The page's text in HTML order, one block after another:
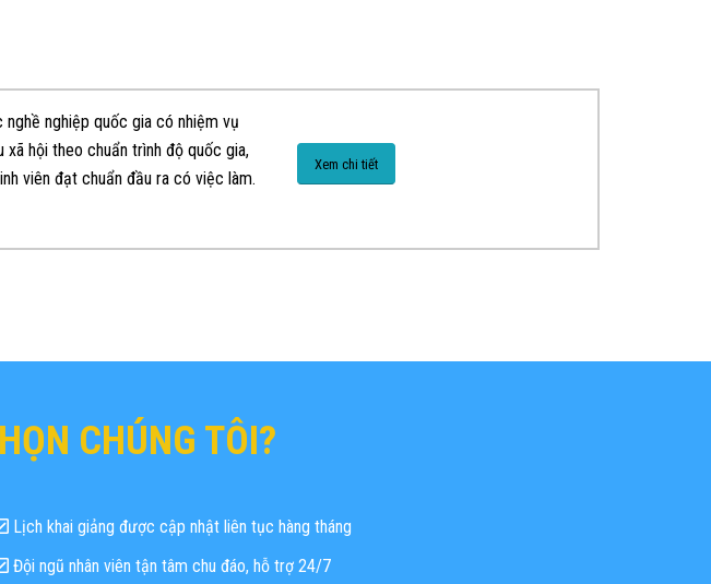
nghiệp quốc gia có nhiệm vụ
hội theo chuẩn trình độ quốc gia,
viên đạt chuẩn đầu ra có việc làm.
Xem chi tiết
CHÚNG TÔI?
Lịch khai giảng được cập nhật liên tục hàng tháng
Đội ngũ nhân viên tận tâm chu đáo, hỗ trợ 24/7